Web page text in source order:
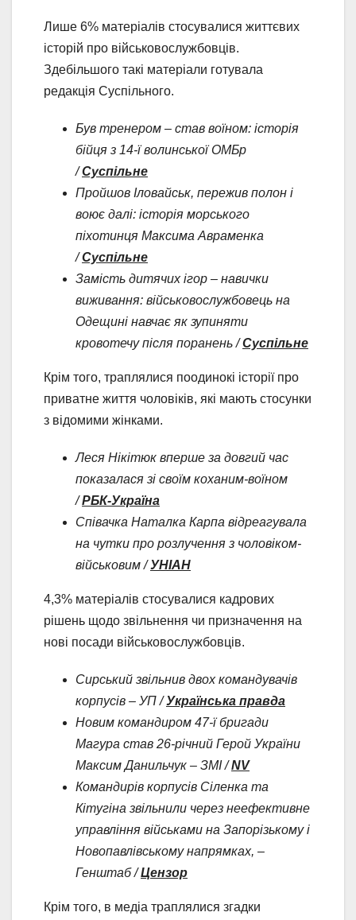
Лише 6% матеріалів стосувалися життєвих
історій про військовослужбовців.
Здебільшого такі матеріали готувала
редакція Суспільного.
Був тренером – став воїном: історія
бійця з 14-ї волинської ОМБр
/Суспільне
Пройшов Іловайськ, пережив полон і
воює далі: історія морського
піхотинця Максима Авраменка
/Суспільне
Замість дитячих ігор – навички
виживання: військовослужбовець на
Одещині навчає як зупиняти
кровотечу після поранень /Суспільне
Крім того, траплялися поодинокі історії про
приватне життя чоловіків, які мають стосунки
з відомими жінками.
Леся Нікітюк вперше за довгий час
показалася зі своїм коханим-воїном
/РБК-Україна
Співачка Наталка Карпа відреагувала
на чутки про розлучення з чоловіком-
військовим /УНІАН
4,3% матеріалів стосувалися кадрових
рішень щодо звільнення чи призначення на
нові посади військовослужбовців.
Сирський звільнив двох командувачів
корпусів – УП /Українська правда
Новим командиром 47-ї бригади
Магура став 26-річний Герой України
Максим Данильчук – ЗМІ /NV
Командирів корпусів Сіленка та
Кітугіна звільнили через неефективне
управління військами на Запорізькому і
Новопавлівському напрямках, –
Генштаб /Цензор
Крім того, в медіа траплялися згадки